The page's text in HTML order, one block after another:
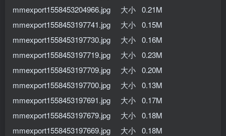
mmexport1558453204966.jpg 大小 0.21M
mmexport1558453197741.jpg 大小 0.15M
mmexport1558453197730.jpg 大小 0.16M
mmexport1558453197719.jpg 大小 0.23M
mmexport1558453197709.jpg 大小 0.20M
mmexport1558453197700.jpg 大小 0.13M
mmexport1558453197691.jpg 大小 0.17M
mmexport1558453197679.jpg 大小 0.18M
mmexport1558453197669.jpg 大小 0.18M